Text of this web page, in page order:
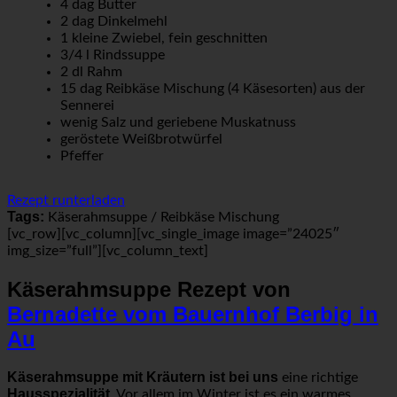
4 dag Butter
2 dag Dinkelmehl
1 kleine Zwiebel, fein geschnitten
3/4 l Rindssuppe
2 dl Rahm
15 dag Reibkäse Mischung (4 Käsesorten) aus der
Sennerei
wenig Salz und geriebene Muskatnuss
geröstete Weißbrotwürfel
Pfeffer
Rezept runterladen
Tags: Käserahmsuppe / Reibkäse Mischung
[vc_row][vc_column][vc_single_image image=”24025″
img_size=”full”][vc_column_text]
Käserahmsuppe Rezept von
Bernadette vom Bauernhof Berbig in
Au
Käserahmsuppe mit Kräutern ist bei uns eine richtige
Hausspezialität.